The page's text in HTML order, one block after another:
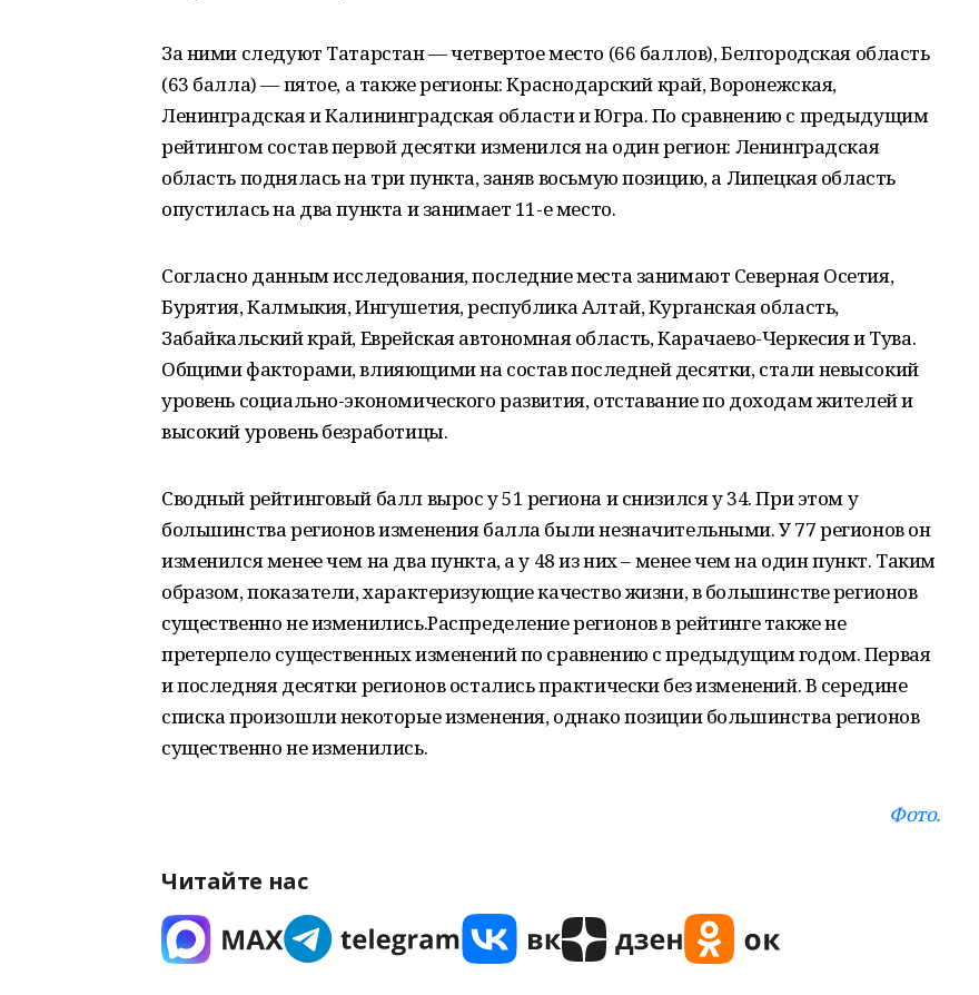
За ними следуют Татарстан — четвертое место (66 баллов), Белгородская область
(63 балла) — пятое, а также регионы: Краснодарский край, Воронежская,
Ленинградская и Калининградская области и Югра. По сравнению с предыдущим
рейтингом состав первой десятки изменился на один регион: Ленинградская
область поднялась на три пункта, заняв восьмую позицию, а Липецкая область
опустилась на два пункта и занимает 11-е место.
Согласно данным исследования, последние места занимают Северная Осетия,
Бурятия, Калмыкия, Ингушетия, республика Алтай, Курганская область,
Забайкальский край, Еврейская автономная область, Карачаево-Черкесия и Тува.
Общими факторами, влияющими на состав последней десятки, стали невысокий
уровень социально-экономического развития, отставание по доходам жителей и
высокий уровень безработицы.
Сводный рейтинговый балл вырос у 51 региона и снизился у 34. При этом у
большинства регионов изменения балла были незначительными. У 77 регионов он
изменился менее чем на два пункта, а у 48 из них – менее чем на один пункт. Таким
образом, показатели, характеризующие качество жизни, в большинстве регионов
существенно не изменились.Распределение регионов в рейтинге также не
претерпело существенных изменений по сравнению с предыдущим годом. Первая
и последняя десятки регионов остались практически без изменений. В середине
списка произошли некоторые изменения, однако позиции большинства регионов
существенно не изменились.
Фото.
Читайте нас